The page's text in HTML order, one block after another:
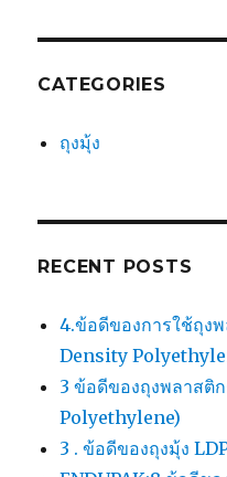
CATEGORIES
ถุงมุ้ง
RECENT POSTS
4.ข้อดีของการใช้ถุง
Density
3 ข้อดีของถุงพลาสติ
Polyethylene)
3 . ข้อดีของถุงมุ้ง